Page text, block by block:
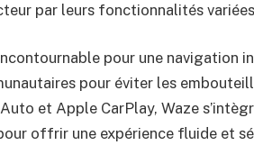
par leurs fonctionnalités
pour une navigation
pour éviter les
et Apple CarPlay, Waze
offrir une expérience fluide et